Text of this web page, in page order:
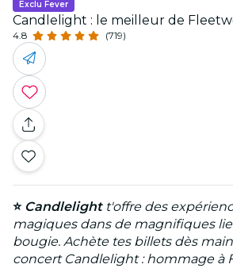
Exclu Fever
Candlelight : le meilleur de
4.8 (719)
⭐ Candlelightt'offre des
magiques dans de magnifiques
bougie. Achète tes billets dès
concert Candlelight : hommage à